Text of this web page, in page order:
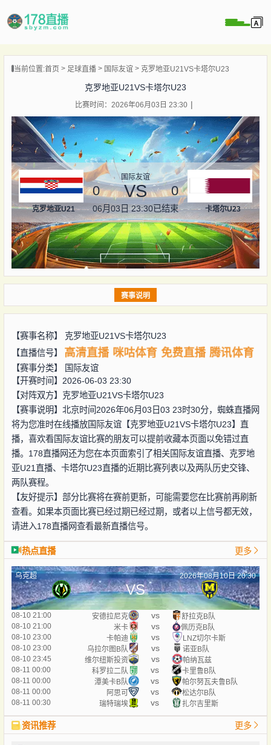
当前位置:首页 足球直播 国际友谊 克罗地亚U21VS卡塔尔U23
克罗地亚U21VS卡塔尔U23
比赛时间：2026年06月03日 23:30
克罗地亚U21
国际友谊
0 VS 0
06月03日 23:30已结束 卡塔尔U23
赛事说明
【赛事名称】 克罗地亚U21VS卡塔尔U23
【直播信号】
高清直播 咪咕体育 免费直播 腾讯体育
【赛事分类】
国际友谊
【开赛时间】2026-06-03 23:30
【对阵双方】 克罗地亚U21VS卡塔尔U23
【赛事说明】北京时间2026年06月03日03 23时30分，蜘蛛直播网
将为您准时在线播放国际友谊【克罗地亚U21VS卡塔尔U23】直
播，喜欢看国际友谊比赛的朋友可以提前收藏本页面以免错过直
播。178直播网还为您在本页面索引了相关国际友谊直播、克罗地
亚U21直播、卡塔尔U23直播的近期比赛列表以及两队历史交锋、
两队赛程。
【友好提示】部分比赛将在赛前更新，可能需要您在比赛前再刷新
查看。如果本页面比赛已经过期已经过期，或者以上信号都无效，
请进入178直播网查看最新直播信号。
热点直播 更多
乌克超 2026年08月10日 20:30
VS
08-10 21:00 安德拉尼克 vs
舒拉克B队
08-10 21:00
米卡 vs
佩历克B队
08-10 23:00
卡帕迪 vs
LNZ切尔卡斯
08-10 23:00
乌拉尔图B队 vs
诺亚B队
08-10 23:45
维尔纽斯投资 vs
帕纳瓦兹
08-11 00:00
科罗拉二队 vs
卡里鲁B队
08-11 00:00
潭美卡B队 vs
帕尔努瓦夫鲁B队
08-11 00:00
阿思可 vs
松达尔B队
08-11 00:30
瑞特瑞埃 vs 扎尔吉里斯
资讯推荐 更多